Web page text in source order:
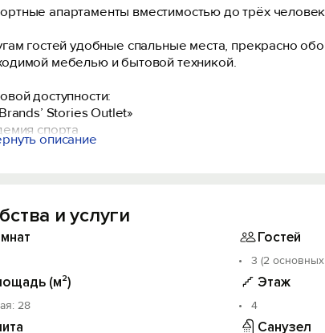
апартаменты вместимостью до трёх человек
гостей удобные спальные места, прекрасно
мебелью и бытовой техникой.
доступности:
Stories Outlet»
спорта
футбола
общественного транспорта и отлично
кофе
для приготовления и принятия пищи
постельные принадлежности и махровые
личной гигиены и другие приятные мелочи
описание
и услуги
Гостей
3 (2
(м²)
28
Этаж
4
Санузел